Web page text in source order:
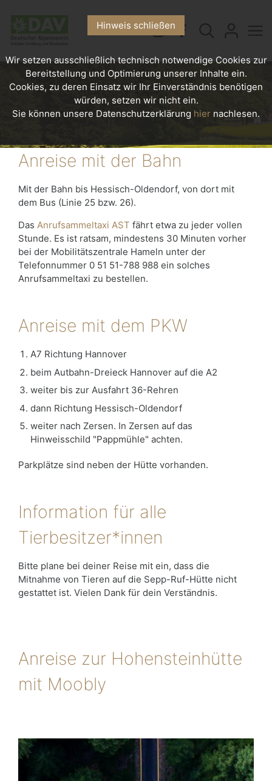
Anreise mit der Bahn
Mit der Bahn bis Hessisch-Oldendorf, von dort mit
dem Bus (Linie 25 bzw. 26).
Das Anrufsammeltaxi AST fährt etwa zu jeder vollen
Stunde. Es ist ratsam, mindestens 30 Minuten vorher
bei der Mobilitätszentrale Hameln unter der
Telefonnummer 0 51 51-788 988 ein solches
Anrufsammeltaxi zu bestellen.
Anreise mit dem PKW
A7 Richtung Hannover
beim Autbahn-Dreieck Hannover auf die A2
weiter bis zur Ausfahrt 36-Rehren
dann Richtung Hessisch-Oldendorf
weiter nach Zersen. In Zersen auf das
Hinweisschild "Pappmühle" achten.
Parkplätze sind neben der Hütte vorhanden.
Information für alle
Tierbesitzer*innen
Bitte plane bei deiner Reise mit ein, dass die
Mitnahme von Tieren auf die Sepp-Ruf-Hütte nicht
gestattet ist. Vielen Dank für dein Verständnis.
Anreise zur Hohensteinhütte
mit Moobly
Hinweis schließen
Wir setzen ausschließlich technisch notwendige Cookies zur
Bereitstellung und Optimierung unserer Inhalte ein.
Cookies, zu deren Einsatz wir Ihr Einverständnis benötigen
würden, setzen wir nicht ein.
Sie können unsere Datenschutzerklärung hier nachlesen.